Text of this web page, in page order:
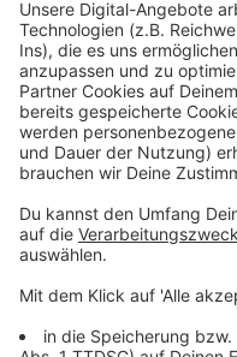
· E427 um 6:49 Uhr
Kürten Schulz.
· E427 um 12:55 Uhr
Wipperfürth, Busbf.
· E427 um 13:38 Uhr
Bechen, Mitte
· E432 um 13:41 Uhr
Eikamp, Schule
· E451 um 7:53 Uhr